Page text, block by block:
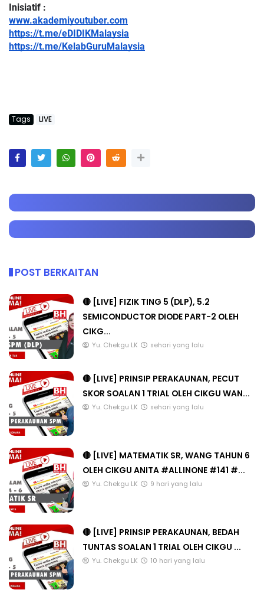
Inisiatif :
www.akademiyoutuber.com
https://t.me/eDIDIKMalaysia
https://t.me/KelabGuruMalaysia
Tags LIVE
POST BERKAITAN
🔴 [LIVE] FIZIK TING 5 (DLP), 5.2
SEMICONDUCTOR DIODE PART-2 OLEH
CIKG...
Yu. Chekgu LK sehari yang lalu
🔴 [LIVE] PRINSIP PERAKAUNAN, PECUT
SKOR SOALAN 1 TRIAL OLEH CIKGU WAN...
Yu. Chekgu LK sehari yang lalu
🔴 [LIVE] MATEMATIK SR, WANG TAHUN 6
OLEH CIKGU ANITA #ALLINONE #141 #...
Yu. Chekgu LK 9 hari yang lalu
🔴 [LIVE] PRINSIP PERAKAUNAN, BEDAH
TUNTAS SOALAN 1 TRIAL OLEH CIKGU ...
Yu. Chekgu LK 10 hari yang lalu